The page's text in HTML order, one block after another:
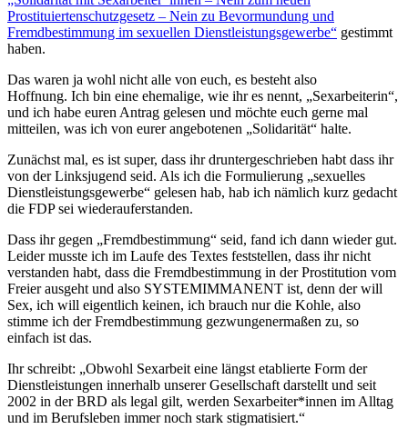
Prostituiertenschutzgesetz – Nein zu Bevormundung und
Fremdbestimmung im sexuellen Dienstleistungsgewerbe“ gestimmt
haben.
Das waren ja wohl nicht alle von euch, es besteht also
Hoffnung. Ich bin eine ehemalige, wie ihr es nennt, „Sexarbeiterin“,
und ich habe euren Antrag gelesen und möchte euch gerne mal
mitteilen, was ich von eurer angebotenen „Solidarität“ halte.
Zunächst mal, es ist super, dass ihr druntergeschrieben habt dass ihr
von der Linksjugend seid. Als ich die Formulierung „sexuelles
Dienstleistungsgewerbe“ gelesen hab, hab ich nämlich kurz gedacht
die FDP sei wiederauferstanden.
Dass ihr gegen „Fremdbestimmung“ seid, fand ich dann wieder gut.
Leider musste ich im Laufe des Textes feststellen, dass ihr nicht
verstanden habt, dass die Fremdbestimmung in der Prostitution vom
Freier ausgeht und also SYSTEMIMMANENT ist, denn der will
Sex, ich will eigentlich keinen, ich brauch nur die Kohle, also
stimme ich der Fremdbestimmung gezwungenermaßen zu, so
einfach ist das.
Ihr schreibt: „Obwohl Sexarbeit eine längst etablierte Form der
Dienstleistungen innerhalb unserer Gesellschaft darstellt und seit
2002 in der BRD als legal gilt, werden Sexarbeiter*innen im Alltag
und im Berufsleben immer noch stark stigmatisiert.“